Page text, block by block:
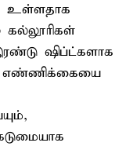
உள்ளதாக
கல்லூரிகள்
ஷிப்ட்களாக
எண்ணிக்கையை